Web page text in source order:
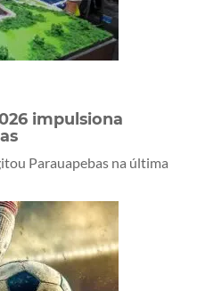
impulsiona
Parauapebas na última